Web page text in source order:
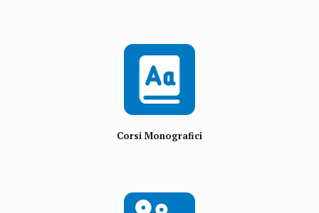
Corsi Monografici